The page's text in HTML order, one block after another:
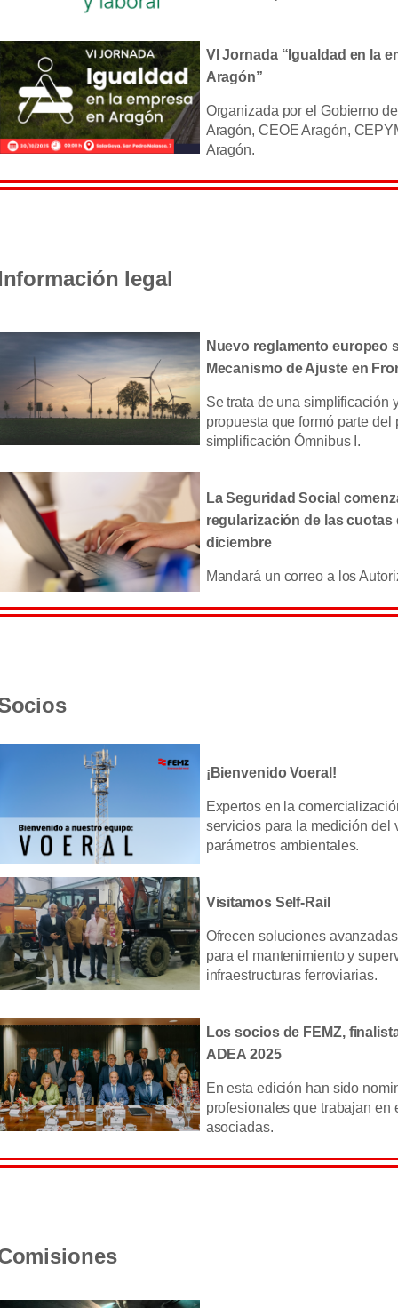
VI Jornada “Igualdad en la
Aragón”
Organizada por el Gobierno
Aragón, CEOE Aragón,
Aragón.
legal
Nuevo reglamento europeo
Mecanismo de Ajuste en
Se trata de una simplificación
propuesta que formó parte del
simplificación Ómnibus I.
La Seguridad Social
regularización de las cuotas
diciembre
Mandará un correo a los
¡Bienvenido Voeral!
Expertos en la
servicios para la medición del
parámetros ambientales.
Visitamos Self-Rail
Ofrecen soluciones
para el mantenimiento y
infraestructuras ferroviarias.
Los socios de FEMZ,
ADEA 2025
En esta edición han sido
profesionales que trabajan en
asociadas.